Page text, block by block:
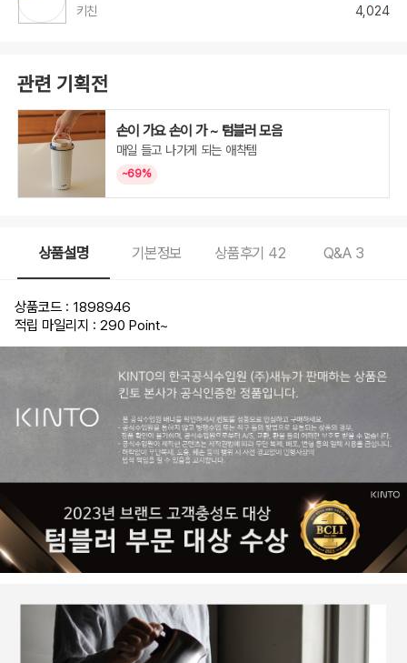
키친 4,024
관련 기획전
손이 가요 손이 가 ~ 텀블러 모음
매일 들고 나가게 되는 애착템
~69%
상품설명 기본정보 상품후기 42 Q&A 3
상품코드 : 1898946
적립 마일리지 : 290 Point~